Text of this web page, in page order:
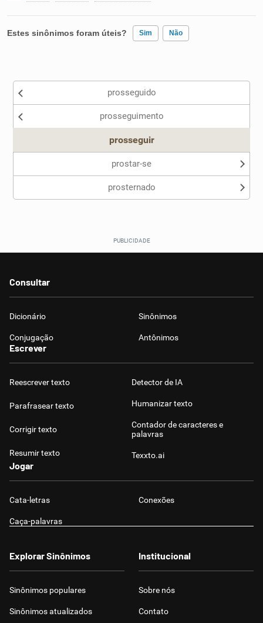
Estes sinônimos foram úteis? Sim Não
Nenhum dos sinônimos apresentados me ajudou
prosseguido
prosseguimento
prosseguir
prostar-se
prosternado
Consultar
Dicionário Sinônimos
Conjugação Antônimos
Escrever
Reescrever texto
Parafrasear texto
Corrigir texto
Resumir texto
Detector de IA
Humanizar texto
Contador de caracteres e
palavras
Texxto.ai
Jogar
Cata-letras Conexões
Caça-palavras
Explorar Sinônimos
Sinônimos populares
Sinônimos atualizados
Institucional
Sobre nós
Contato